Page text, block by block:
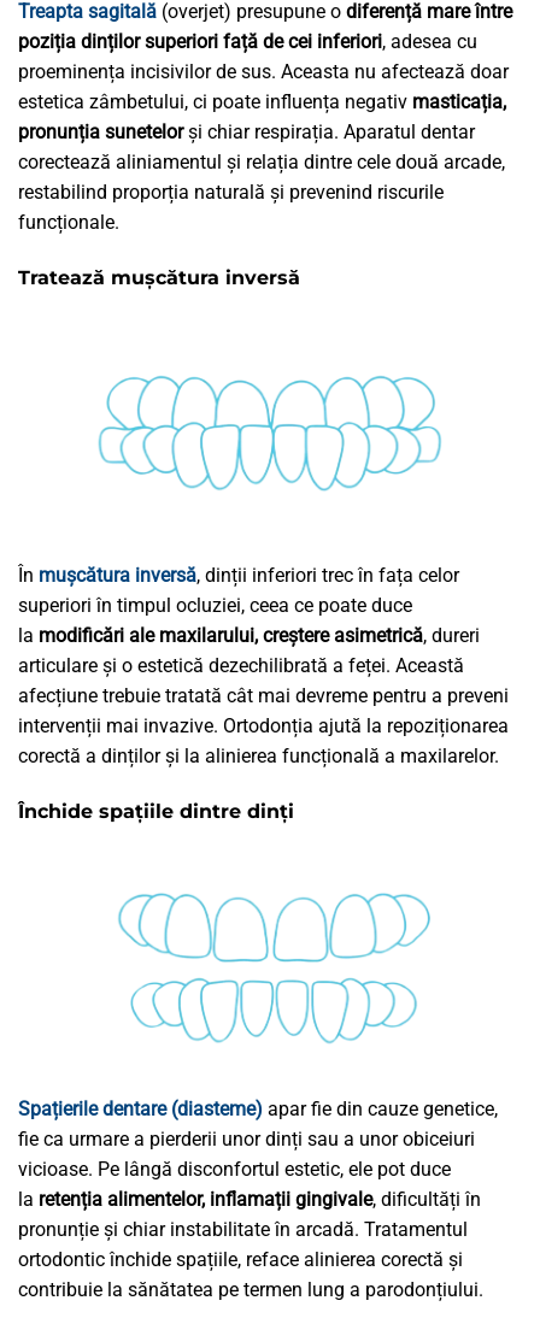
Treapta sagitală (overjet) presupune o diferență mare între
poziția dinților superiori față de cei inferiori, adesea cu
proeminența incisivilor de sus. Aceasta nu afectează doar
estetica zâmbetului, ci poate influența negativ masticația,
pronunția sunetelorși chiar respirația. Aparatul dentar
corectează aliniamentul și relația dintre cele două arcade,
restabilind proporția naturală și prevenind riscurile
funcționale.
Tratează mușcătura inversă
În mușcătura inversă, dinții inferiori trec în fața celor
superiori în timpul ocluziei, ceea ce poate duce
la modificări ale maxilarului, creștere asimetrică, dureri
articulare și o estetică dezechilibrată a feței. Această
afecțiune trebuie tratată cât mai devreme pentru a preveni
intervenții mai invazive. Ortodonția ajută la repoziționarea
corectă a dinților și la alinierea funcțională a maxilarelor.
Închide spațiile dintre dinți
Spațierile dentare (diasteme) apar fie din cauze genetice,
fie ca urmare a pierderii unor dinți sau a unor obiceiuri
vicioase. Pe lângă disconfortul estetic, ele pot duce
la retenția alimentelor, inflamații gingivale, dificultăți în
pronunție și chiar instabilitate în arcadă. Tratamentul
ortodontic închide spațiile, reface alinierea corectă și
contribuie la sănătatea pe termen lung a parodonțiului.